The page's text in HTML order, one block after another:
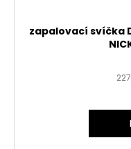
zapalovací svíčka